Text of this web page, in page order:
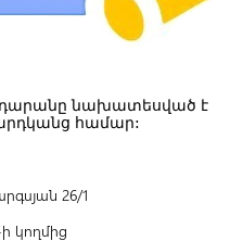
նախատեսված է
համար:
26/1
կողմից